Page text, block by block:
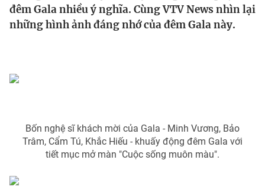
Tin tức
Thế giới đó đây
Kinh tế
Truyền hình
Hậu trường
Nhân vật
Khán giả
Điện ảnh
Đời sống
Du lịch
Giáo dục
đêm Gala nhiều ý nghĩa. Cùng VTV News nhìn lại
những hình ảnh đáng nhớ của đêm Gala này.
Bốn nghệ sĩ khách mời của Gala - Minh Vương, Bảo
Trâm, Cẩm Tú, Khắc Hiếu - khuấy động đêm Gala với
tiết mục mở màn "Cuộc sống muôn màu".